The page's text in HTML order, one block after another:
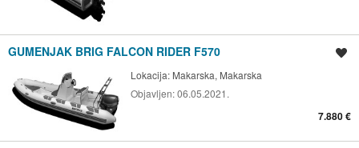
GUMENJAK BRIG FALCON RIDER F570
Lokacija: Makarska, Makarska
Objavljen:06.05.2021.
7.880 €